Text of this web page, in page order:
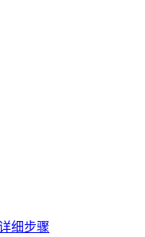
细步骤